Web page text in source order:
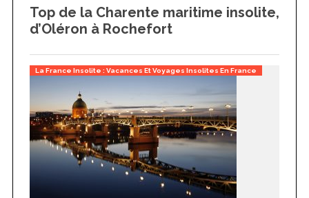
Top de la Charente maritime insolite,
d’Oléron à Rochefort
La France Insolite : Vacances Et Voyages Insolites En France